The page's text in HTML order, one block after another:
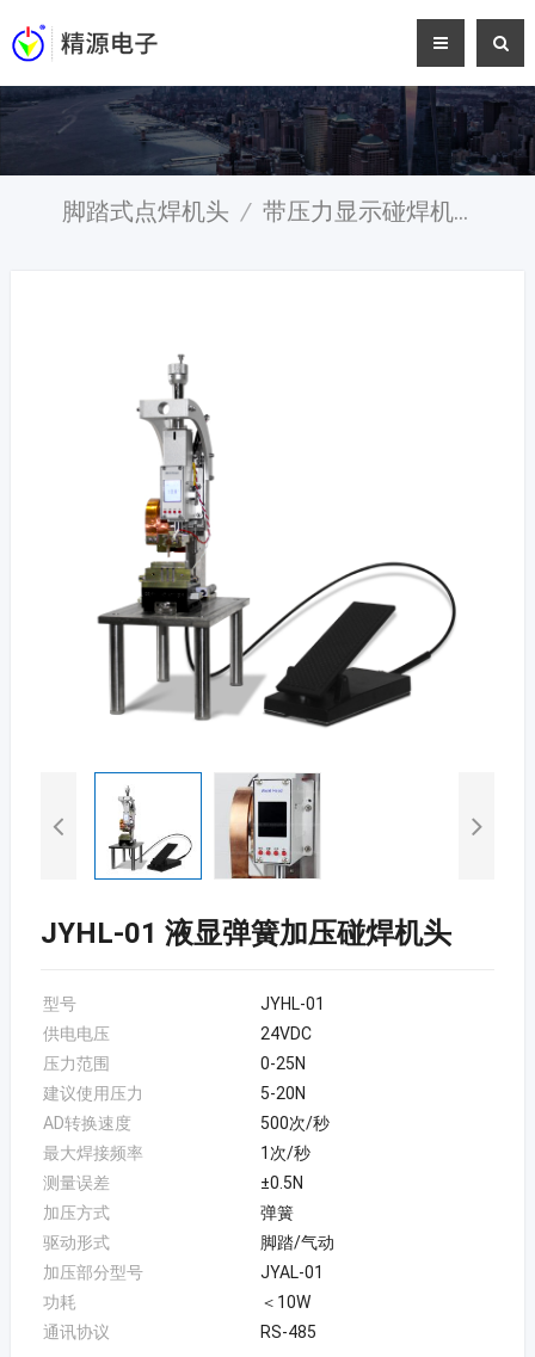
脚踏式点焊机头 / 带压力显示碰焊机头
JYHL-01 液显弹簧加压碰焊机头
型号
JYHL-01
供电电压
24VDC
压力范围
0-25N
建议使用压力
5-20N
AD转换速度
500次/秒
最大焊接频率
1次/秒
测量误差
±0.5N
加压方式
弹簧
驱动形式
脚踏/气动
加压部分型号
JYAL-01
功耗
＜10W
通讯协议
RS-485